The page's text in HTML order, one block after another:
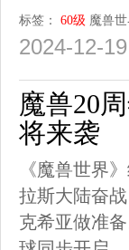
标签： 60级 魔兽世
2024-12-
魔兽20
将来袭
《魔兽世界
拉斯大陆奋
克希亚做准